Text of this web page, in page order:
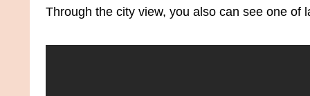
Through the city view, you also can see one of